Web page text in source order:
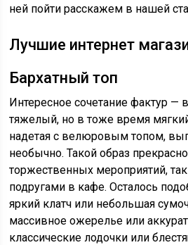
ней пойти расскажем в нашей
Лучшие интернет
Бархатный топ
Интересное сочетание фактур
тяжелый, но в тоже время
надетая с велюровым топом,
необычно. Такой образ
торжественных мероприятий,
подругами в кафе. Осталось
яркий клатч или небольшая
массивное ожерелье или
классические лодочки или